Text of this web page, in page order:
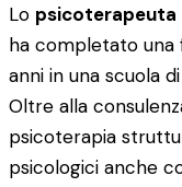
Lo psicoterapeuta
ha completato una
anni in una scuola
Oltre alla
psicoterapia
psicologici anche